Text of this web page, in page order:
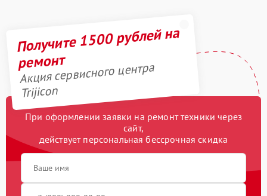
Получите 1500 рублей на
ремонт
Акция сервисного центра
Trijicon
При оформлении заявки на ремонт техники через
сайт,
действует персональная бессрочная скидка